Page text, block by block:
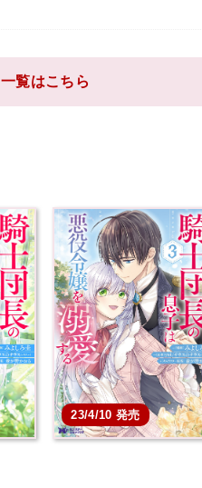
一覧はこちら
23/4/10 発売